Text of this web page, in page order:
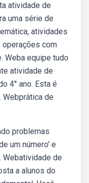
atividade de
uma série de
atividades
operações com
Weba equipe tudo
atividade de
4° ano. Esta é
Webprática de
problemas
um número' e
de
a alunos do